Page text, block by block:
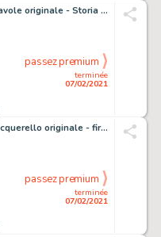
Larry Mannino - 10x tavole originale - Storia completa - Angel Alberto Fernandez - Loose page
terminée
07/02/2021
passez premium
Giovanna Casotto - Acquerello originale - firmato - CdA - (2020)
terminée
07/02/2021
passez premium